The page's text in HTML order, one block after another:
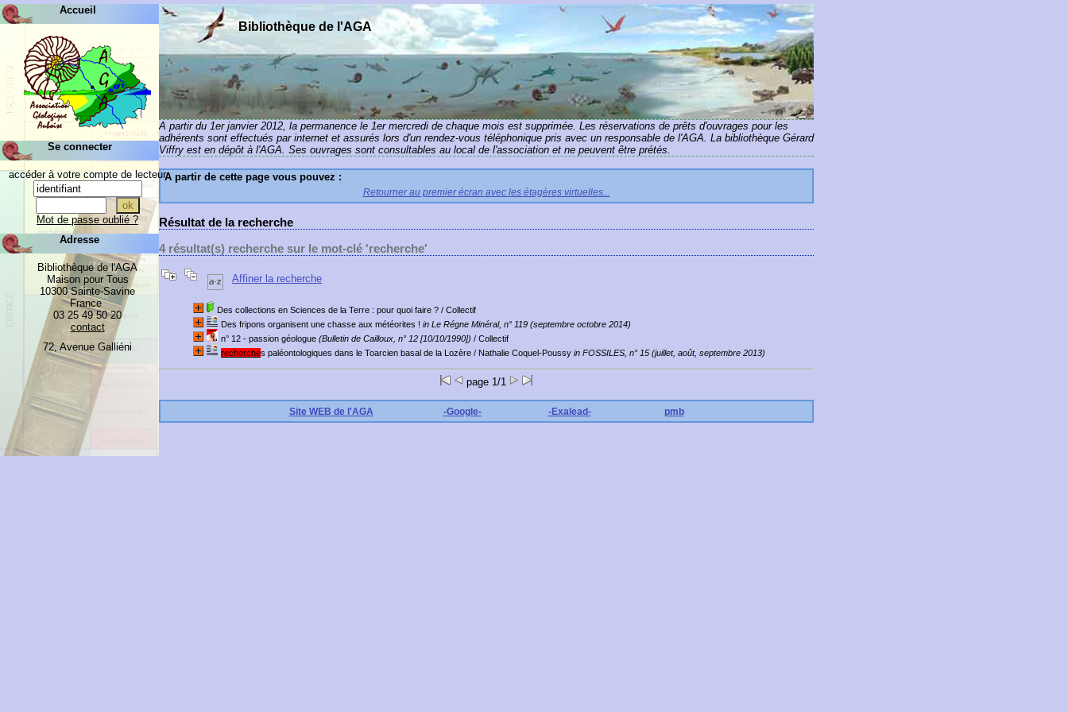
A partir du 1er janvier 2012, la permanence le 1er mercredi de chaque mois est supprimée. Les réservations de prêts d'ouvrages pour les
adhérents sont effectués par internet et assurés lors d'un rendez-vous téléphonique pris avec un responsable de l'AGA. La bibliothèque Gérard
Viffry est en dépôt à l'AGA. Ses ouvrages sont consultables au local de l'association et ne peuvent être prétés.
A partir de cette page vous pouvez :
Retourner au premier écran avec les étagères virtuelles...
Résultat de la recherche
4 résultat(s) recherche sur le mot-clé 'recherche'
Affiner la recherche
Des collections en Sciences de la Terre : pour quoi faire ? / Collectif
Des fripons organisent une chasse aux météorites ! in Le Régne Minéral, n° 119 (septembre octobre 2014)
n° 12 - passion géologue (Bulletin de Cailloux, n° 12 [10/10/1990]) / Collectif
recherches paléontologiques dans le Toarcien basal de la Lozère / Nathalie Coquel-Poussy in FOSSILES, n° 15 (juillet, août, septembre 2013)
page 1/1
Site WEB de l'AGA -Google- -Exalead- pmb
Bibliothèque de l'AGA
Accueil
Se connecter
accéder à votre compte de lecteur
Mot de passe oublié ?
Adresse
Bibliothèque de l'AGA
Maison pour Tous
10300 Sainte-Savine
France
03 25 49 50 20
contact
72, Avenue Galliéni